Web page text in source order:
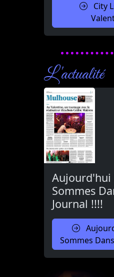
City
L'actualité
Aujourd'hui
Sommes
Journal !!!!
Sommes